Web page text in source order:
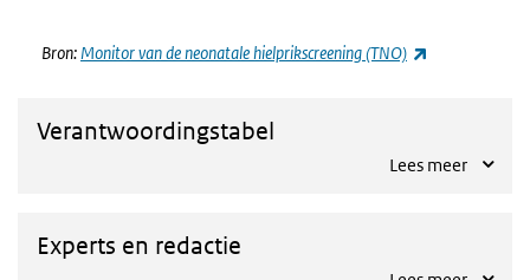
Bron:Monitor van de neonatale hielprikscreening (TNO)
Verantwoordingstabel
Lees meer
Experts en redactie